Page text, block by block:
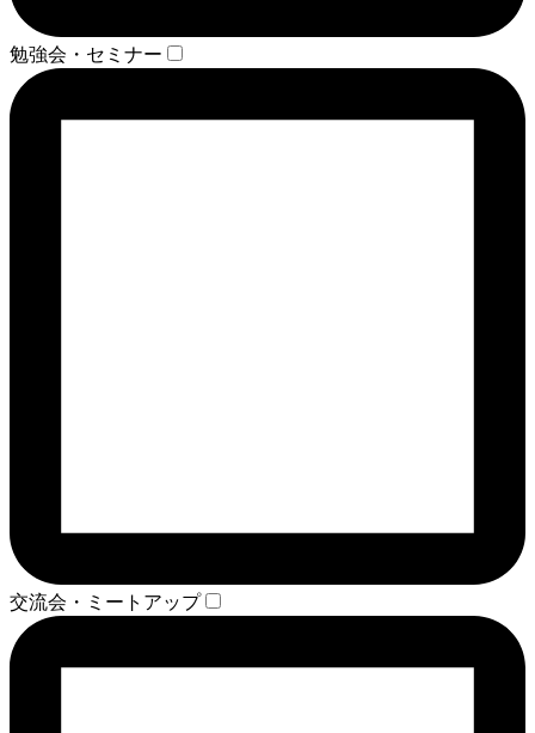
勉強会・セミナー
交流会・ミートアップ